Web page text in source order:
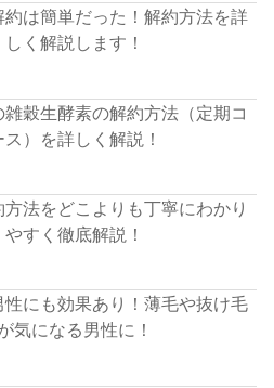
約は簡単だった！解約方法を詳
しく解説します！
穀生酵素の解約方法（定期コ
ス）を詳しく解説！
法をどこよりも丁寧にわかり
やすく徹底解説！
性にも効果あり！薄毛や抜け毛
気になる男性に！